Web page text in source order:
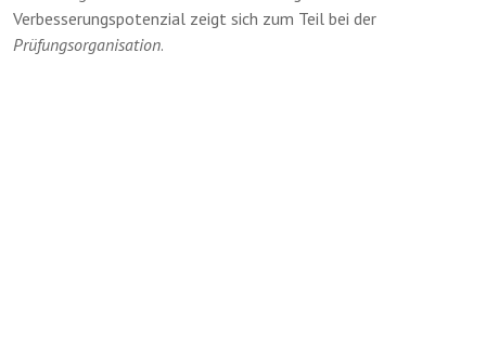
Verbesserungspotenzial zeigt sich zum Teil bei der
Prüfungsorganisation.